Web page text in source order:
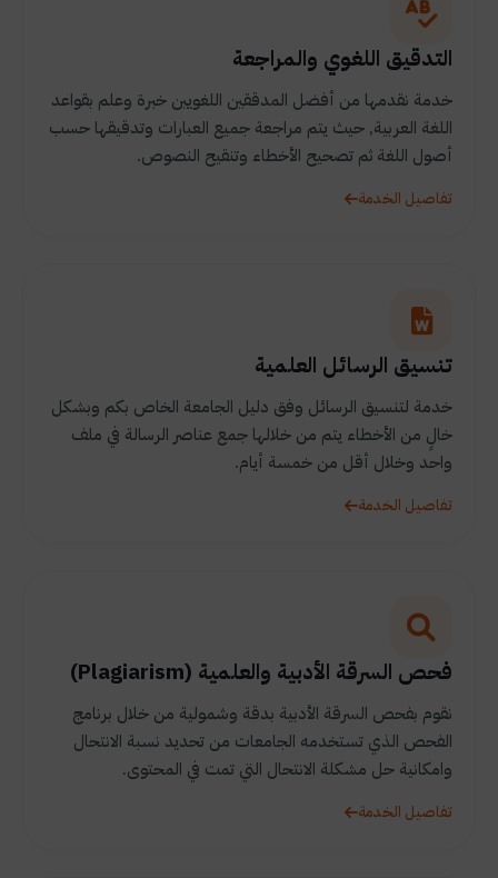
التدقيق اللغوي والمراجعة
خدمة نقدمها من أفضل المدققين اللغويين خبرة وعلم بقواعد
اللغة العربية, حيث يتم مراجعة جميع العبارات وتدقيقها حسب
أصول اللغة ثم تصحيح الأخطاء وتنقيح النصوص.
تفاصيل الخدمة
تنسيق الرسائل العلمية
خدمة لتنسيق الرسائل وفق دليل الجامعة الخاص بكم وبشكل
خالٍ من الأخطاء يتم من خلالها جمع عناصر الرسالة في ملف
واحد وخلال أقل من خمسة أيام.
تفاصيل الخدمة
فحص السرقة الأدبية والعلمية (Plagiarism)
نقوم بفحص السرقة الأدبية بدقة وشمولية من خلال برنامج
الفحص الذي تستخدمه الجامعات من تحديد نسبة الانتحال
وامكانية حل مشكلة الانتحال التي تمت في المحتوى.
تفاصيل الخدمة